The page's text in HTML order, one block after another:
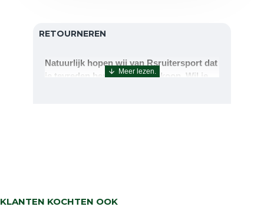
RETOURNEREN
Natuurlijk hopen wij van Rsruitersport dat
je tevreden bent met uw aankoop. Wil je
KLANTEN KOCHTEN OOK